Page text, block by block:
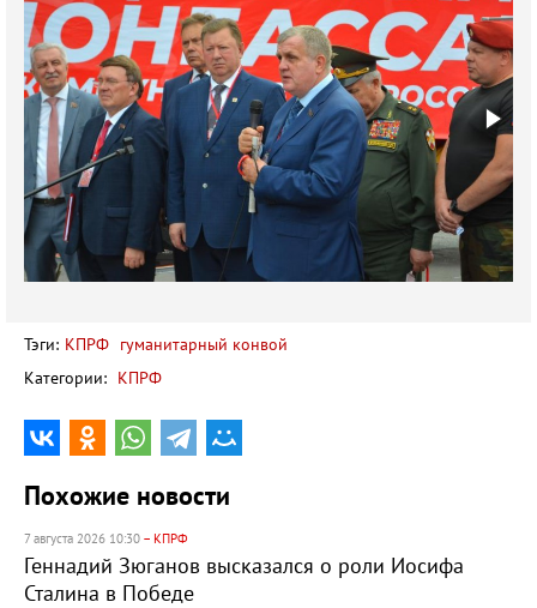
Тэги: КПРФ гуманитарный конвой
Категории: КПРФ
Похожие новости
7 августа 2026 10:30 – КПРФ
Геннадий Зюганов высказался о роли Иосифа
Сталина в Победе